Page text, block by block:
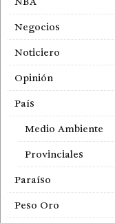
Negocios
Noticiero
Opinión
País
Medio Ambiente
Provinciales
Paraíso
Peso Oro